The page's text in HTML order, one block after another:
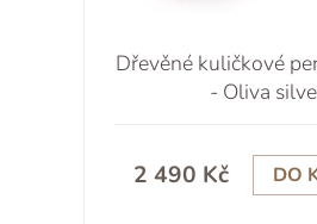
Dřevěné kuličkové
- Oliva
2 490 Kč DO